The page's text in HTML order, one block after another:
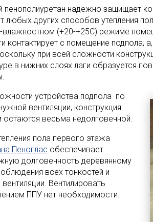
пенополиуретан надежно защищает
любых других способов утепления
влажностном (+20-+25С) режиме
контактирует с помещение подпола,
при всей сложности
в нижних слоях лаги образуется
устройства подпола по
вентиляции, конструкция
остаются весьма недолговечной.
пола первого этажа
Пеноглас обеспечивает
долговечность деревянному
всех тонкостей и
Вентилировать
ППУ нет необходимости.